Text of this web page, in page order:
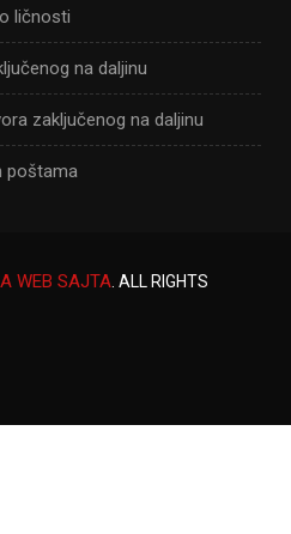
ličnosti
na daljinu
zaključenog na daljinu
poštama
WEB SAJTA. ALL RIGHTS